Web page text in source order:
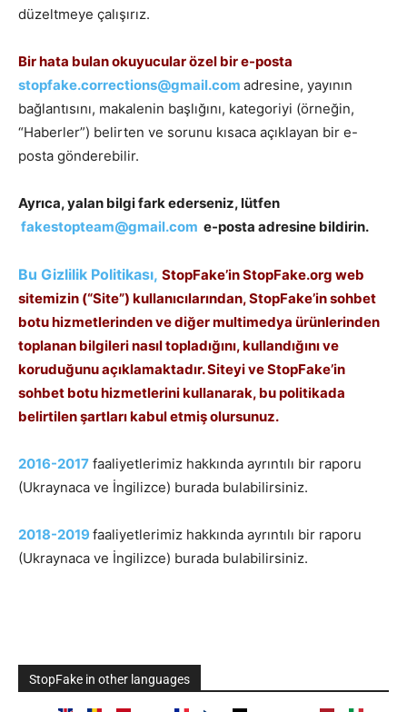
düzeltmeye çalışırız.
Bir hata bulan okuyucular özel bir e-posta
stopfake.corrections@gmail.com adresine, yayının
bağlantısını, makalenin başlığını, kategoriyi (örneğin,
“Haberler”) belirten ve sorunu kısaca açıklayan bir e-
posta gönderebilir.
Ayrıca, yalan bilgi fark ederseniz, lütfen
fakestopteam@gmail.com e-posta adresine bildirin.
Bu Gizlilik Politikası, StopFake’in StopFake.org web
sitemizin (“Site”) kullanıcılarından, StopFake’in sohbet
botu hizmetlerinden ve diğer multimedya ürünlerinden
toplanan bilgileri nasıl topladığını, kullandığını ve
koruduğunu açıklamaktadır. Siteyi ve StopFake’in
sohbet botu hizmetlerini kullanarak, bu politikada
belirtilen şartları kabul etmiş olursunuz.
2016-2017 faaliyetlerimiz hakkında ayrıntılı bir raporu
(Ukraynaca ve İngilizce) burada bulabilirsiniz.
2018-2019 faaliyetlerimiz hakkında ayrıntılı bir raporu
(Ukraynaca ve İngilizce) burada bulabilirsiniz.
StopFake in other languages